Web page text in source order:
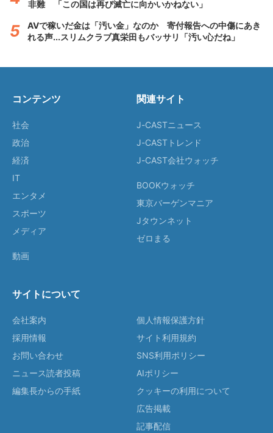
非難 「この国は再び滅亡に向かいかねない」
AVで稼いだ金は「汚い金」なのか 寄付報告への中傷にあき
れる声...スリムクラブ真栄田もバッサリ「汚い心だね」
コンテンツ
社会
政治
経済
IT
エンタメ
スポーツ
メディア
動画
関連サイト
J-CASTニュース
J-CASTトレンド
J-CAST会社ウォッチ
BOOKウォッチ
東京バーゲンマニア
Jタウンネット
ゼロまる
サイトについて
会社案内
採用情報
お問い合わせ
ニュース読者投稿
編集長からの手紙
個人情報保護方針
サイト利用規約
SNS利用ポリシー
AIポリシー
クッキーの利用について
広告掲載
記事配信